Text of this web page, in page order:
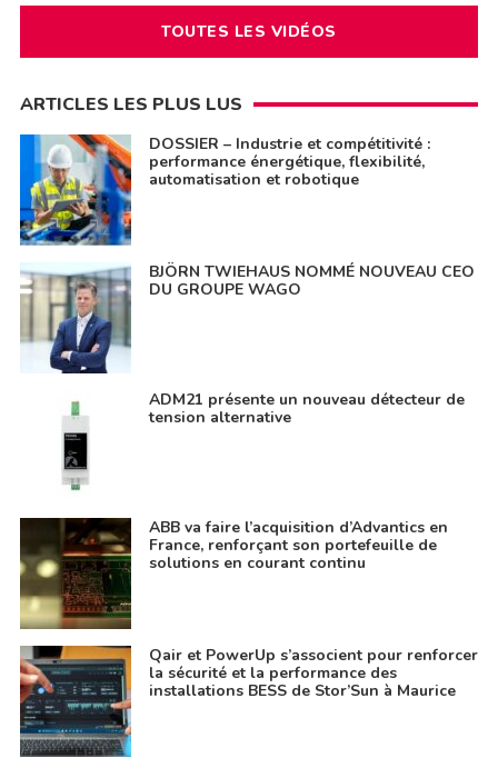
TOUTES LES VIDÉOS
ARTICLES LES PLUS LUS
DOSSIER – Industrie et compétitivité :
performance énergétique, flexibilité,
automatisation et robotique
BJÖRN TWIEHAUS NOMMÉ NOUVEAU CEO
DU GROUPE WAGO
ADM21 présente un nouveau détecteur de
tension alternative
ABB va faire l’acquisition d’Advantics en
France, renforçant son portefeuille de
solutions en courant continu
Qair et PowerUp s’associent pour renforcer
la sécurité et la performance des
installations BESS de Stor’Sun à Maurice